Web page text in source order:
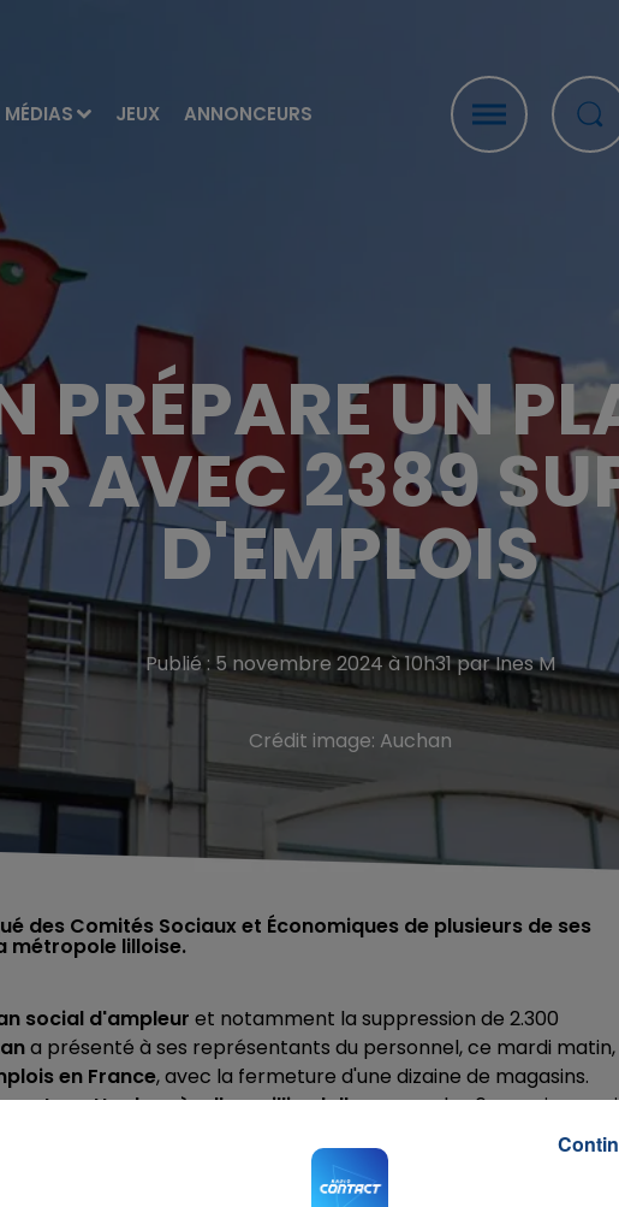
MÉDIAS JEUX ANNONCEURS
PRÉPARE UN
AVEC 2389
D'EMPLOIS
Publié : 5 novembre 2024 à 10h31 par Ines M
Crédit image: Auchan
des Comités Sociaux et Économiques de plusieurs de ses
métropole lilloise.
social d'ampleur et notamment la suppression de 2.300
a présenté à ses représentants du personnel, ce mardi matin,
en France, avec la fermeture d'une dizaine de magasins.
perte nette de près d'un milliard d'eurossur les 6 premiers
de 54 000 personnes en France,
compte supprimer 784
des magasins
'arrêt de l'activité de livraison
de postes.